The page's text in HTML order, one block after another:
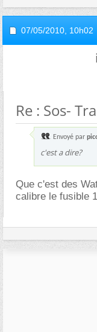
07/05/2010, 10h02
Re : Sos-
Envoyé par
c'est a dire?
Que c'est des
calibre le fusible